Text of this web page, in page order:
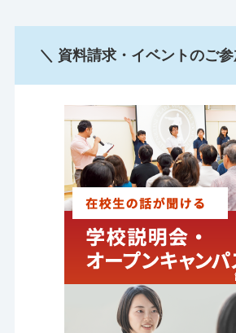
＼ 資料請求・イベントのご